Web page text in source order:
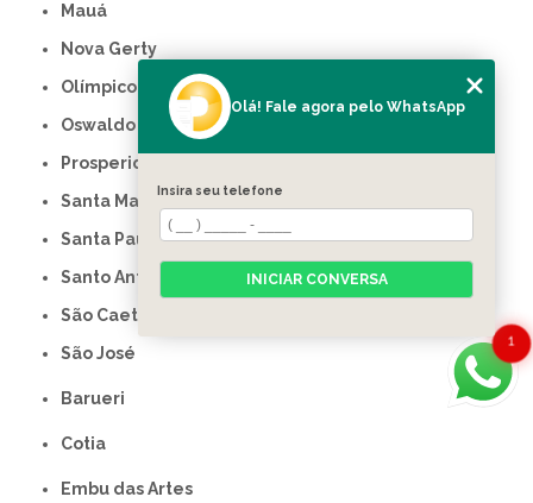
Mauá
Nova Gerty
Olímpico
Oswaldo Cruz
Prosperidade
Santa Maria
Santa Paula
Santo Antônio
São Caetano do Sul
São José
Barueri
Cotia
Embu das Artes
1
Olá! Fale agora pelo WhatsApp
Insira seu telefone
INICIAR CONVERSA